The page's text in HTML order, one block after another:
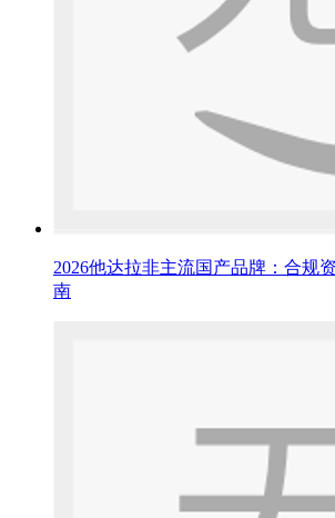
2026他达拉非主流国产品牌：合规
南